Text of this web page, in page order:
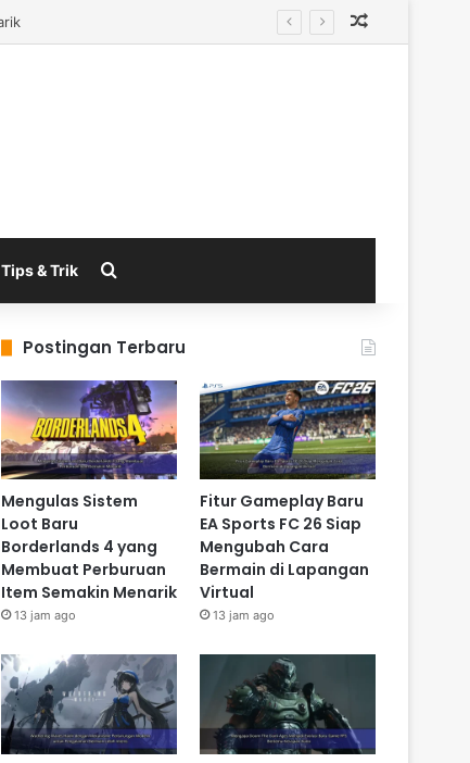
Tips & Trik
Postingan Terbaru
Mengulas Sistem
Loot Baru
Borderlands 4 yang
Membuat Perburuan
Item Semakin Menarik
13 jam ago
Fitur Gameplay Baru
EA Sports FC 26 Siap
Mengubah Cara
Bermain di Lapangan
Virtual
13 jam ago